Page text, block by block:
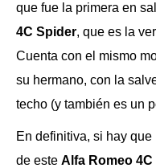
que fue la primera en
4C Spider, que es la
Cuenta con el mismo
su hermano, con la
techo (y también es un
En definitiva, si hay
de este Alfa Romeo 4C